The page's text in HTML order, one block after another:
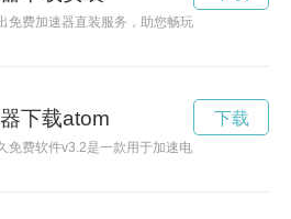
免费加速器直装服务，助您畅玩游戏，提升游戏
下载atom
免费软件v3.2是一款用于加速电脑运行速度的
下载